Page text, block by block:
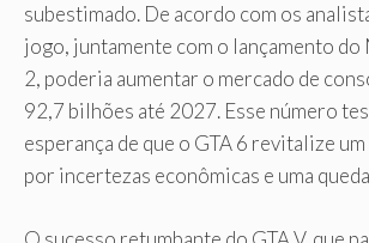
subestimado. De acordo com os
jogo, juntamente com o lançamento
2, poderia aumentar o mercado de
92,7 bilhões até 2027. Esse número
esperança de que o GTA 6 revitalize
por incertezas econômicas e uma